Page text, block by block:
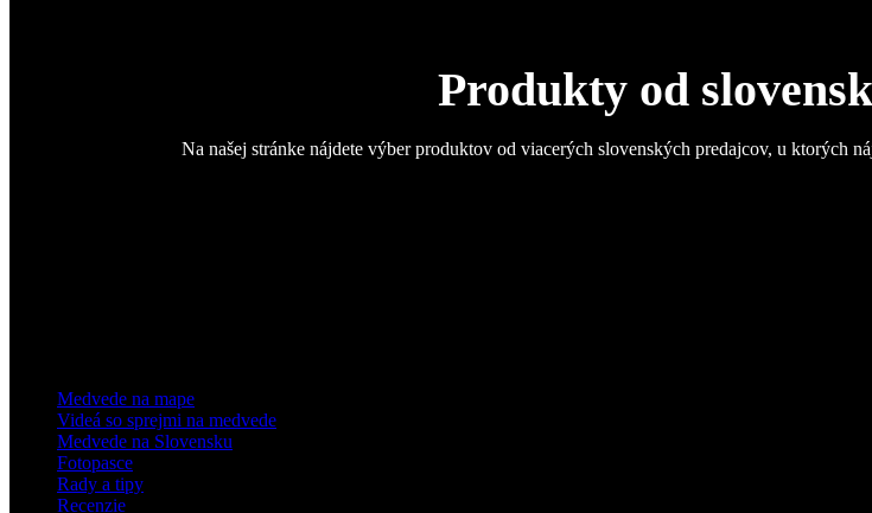
Produkty od
Na našej stránke nájdete výber produktov od viacerých slovenských predajcov, u ktorých
Medvede na mape
Videá so sprejmi na medvede
Medvede na Slovensku
Fotopasce
Rady a tipy
Recenzie